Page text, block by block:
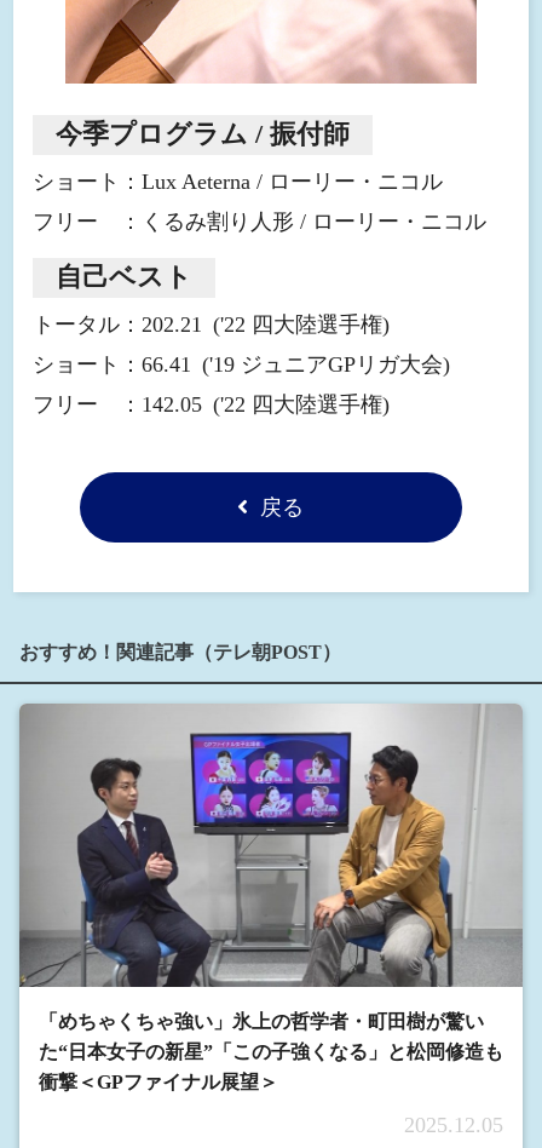
今季プログラム / 振付師
ショート：Lux Aeterna / ローリー・ニコル
フリー ：くるみ割り人形 / ローリー・ニコル
自己ベスト
トータル：202.21 ('22 四大陸選手権)
ショート：66.41 ('19 ジュニアGPリガ大会)
フリー ：142.05 ('22 四大陸選手権)
戻る
おすすめ！関連記事（テレ朝POST）
「めちゃくちゃ強い」氷上の哲学者・町田樹が驚い
た“日本女子の新星”「この子強くなる」と松岡修造も
衝撃＜GPファイナル展望＞
2025.12.05